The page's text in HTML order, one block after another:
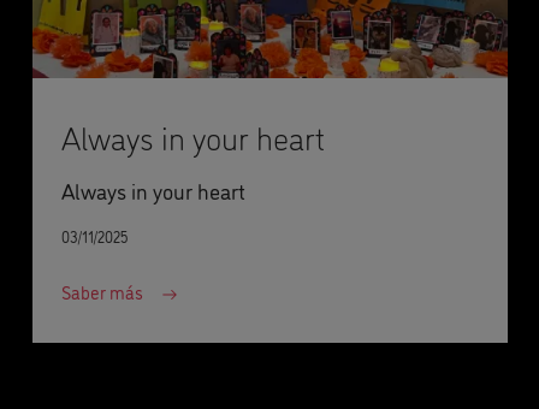
Always in your heart
Always in your heart
03/11/2025
Saber más